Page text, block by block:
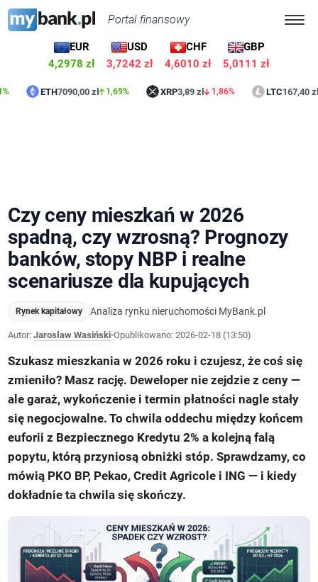
Portal finansowy
EUR
4,2978 zł
USD
3,7242 zł
CHF
4,6010 zł
GBP
5,0111 zł
ETH7090,00 zł 1,69% XRP3,89 zł 1,86% LTC167,40 zł
Czy ceny mieszkań w 2026
spadną, czy wzrosną? Prognozy
banków, stopy NBP i realne
scenariusze dla kupujących
Rynek kapitałowy Analiza rynku nieruchomości MyBank.pl
Autor:Jarosław Wasiński•Opublikowano:2026-02-18 (13:50)
Szukasz mieszkania w 2026 roku i czujesz, że coś się
zmieniło? Masz rację. Deweloper nie zejdzie z ceny —
ale garaż, wykończenie i termin płatności nagle stały
się negocjowalne. To chwila oddechu między końcem
euforii z Bezpiecznego Kredytu 2% a kolejną falą
popytu, którą przyniosą obniżki stóp. Sprawdzamy, co
mówią PKO BP, Pekao, Credit Agricole i ING — i kiedy
dokładnie ta chwila się skończy.